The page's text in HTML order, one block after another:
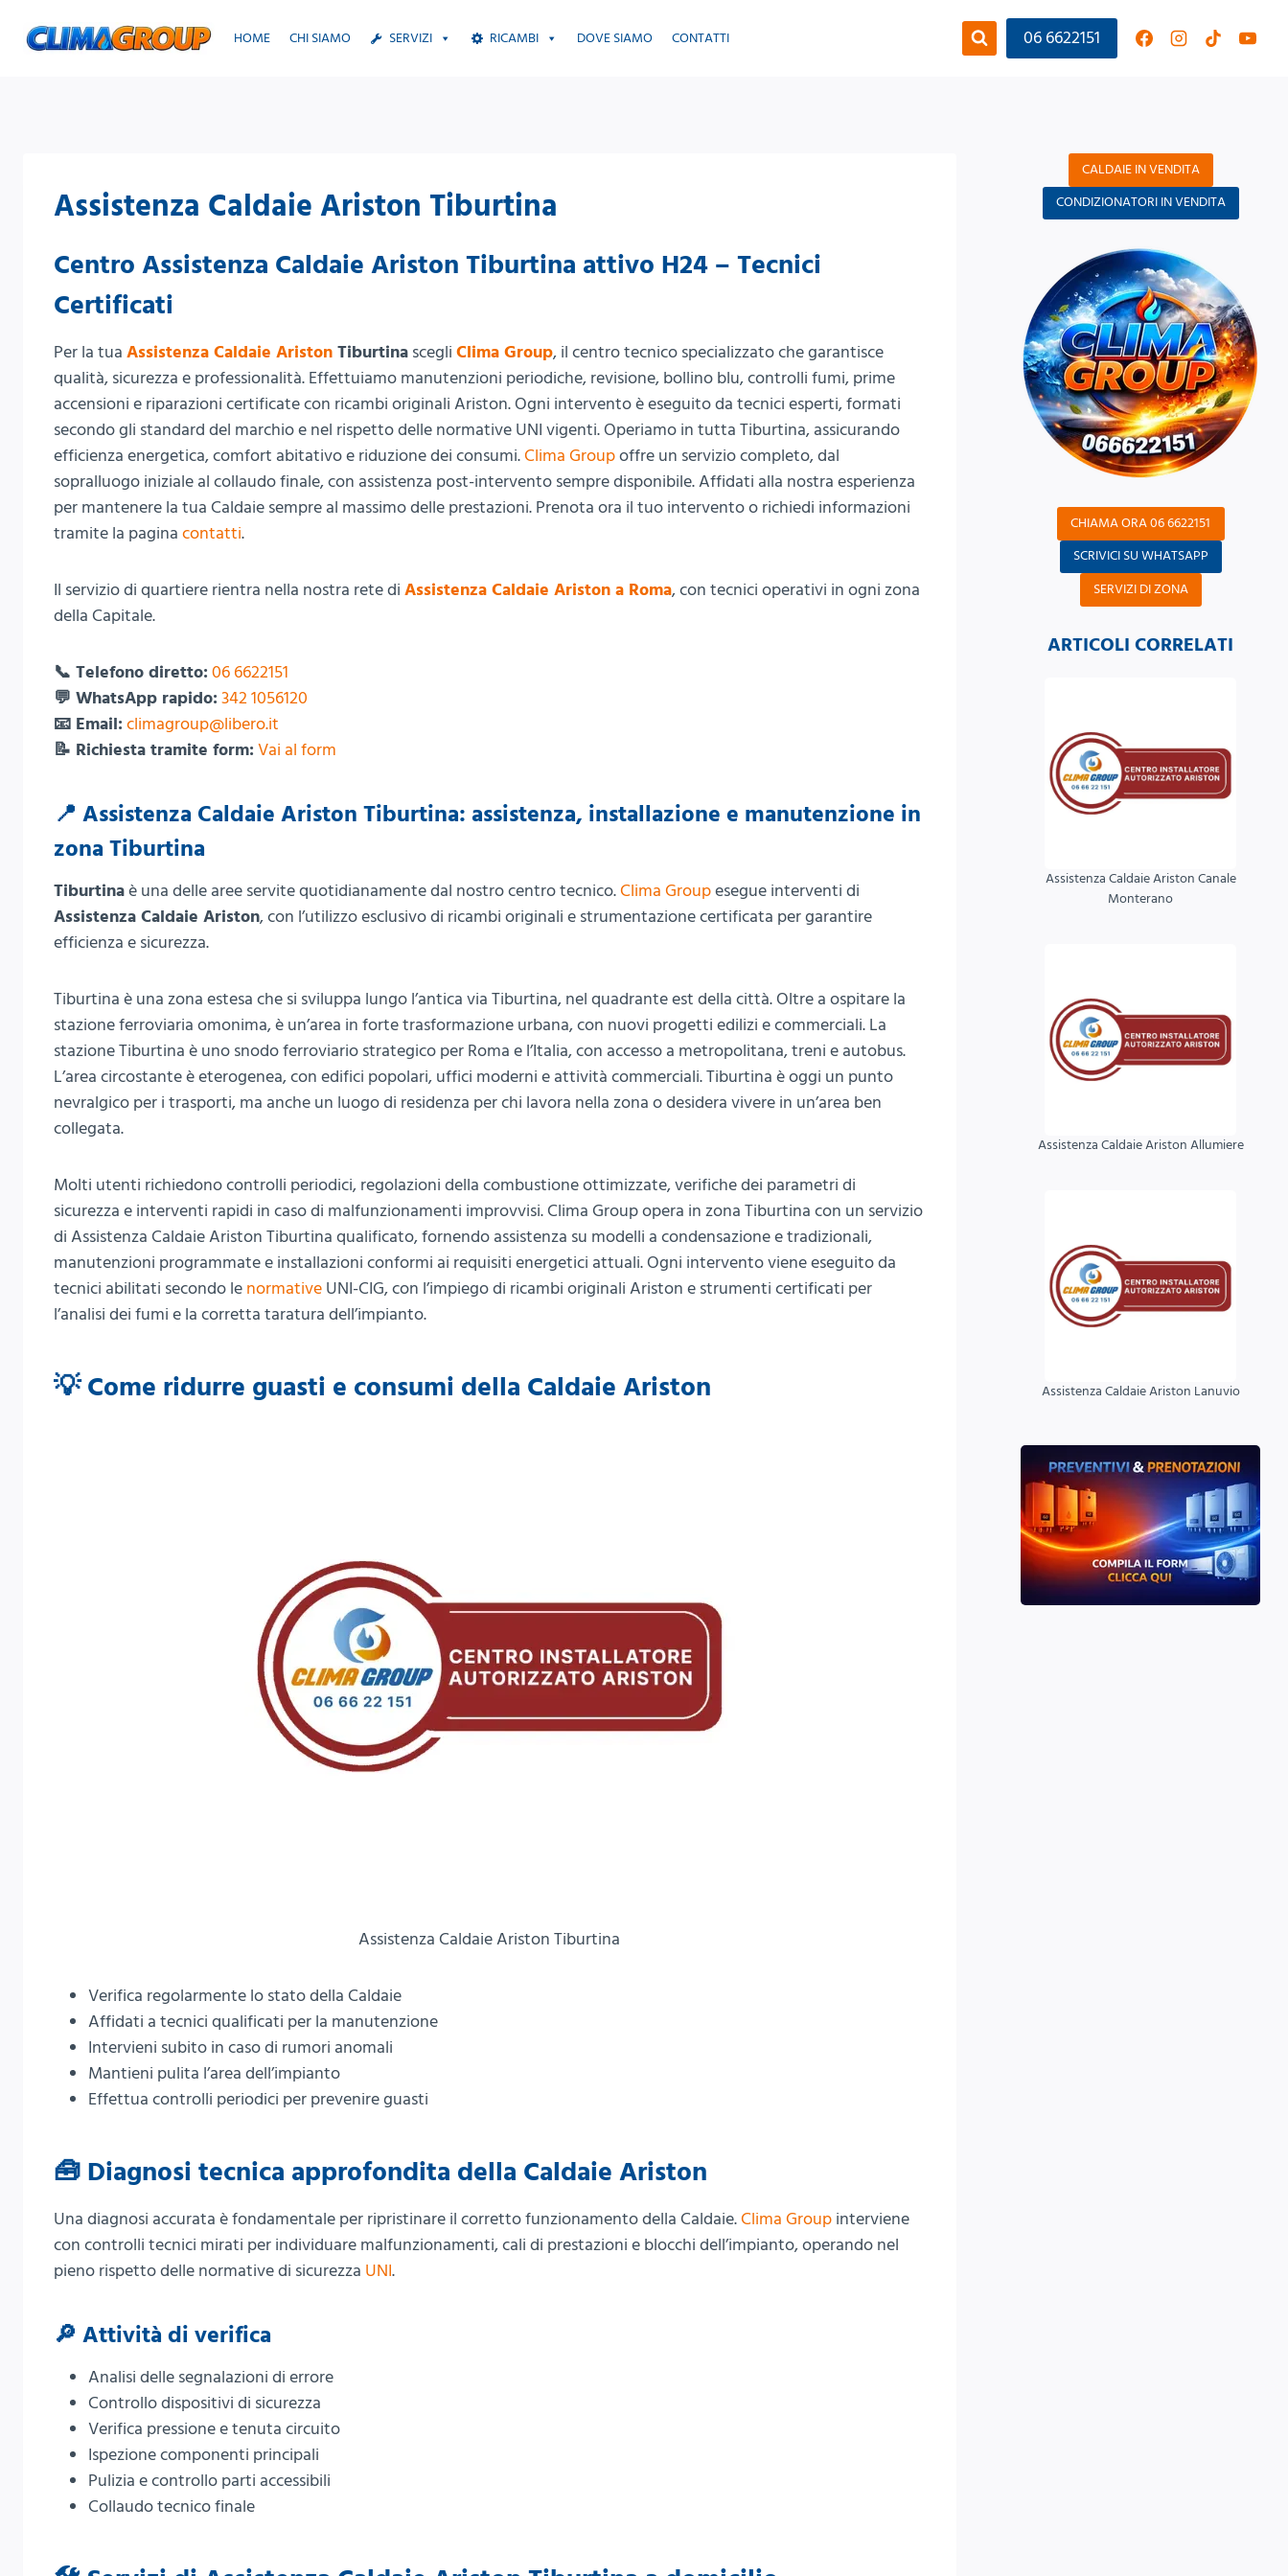
HOME CHI SIAMO SERVIZI RICAMBI DOVE SIAMO CONTATTI 06 6622151
Assistenza Caldaie Ariston Tiburtina
Centro Assistenza Caldaie Ariston Tiburtina attivo H24 – Tecnici
Certificati
Per la tua Assistenza Caldaie Ariston Tiburtina scegli Clima Group, il centro tecnico specializzato che garantisce
qualità, sicurezza e professionalità. Effettuiamo manutenzioni periodiche, revisione, bollino blu, controlli fumi, prime
accensioni e riparazioni certificate con ricambi originali Ariston. Ogni intervento è eseguito da tecnici esperti, formati
secondo gli standard del marchio e nel rispetto delle normative UNI vigenti. Operiamo in tutta Tiburtina, assicurando
efficienza energetica, comfort abitativo e riduzione dei consumi.Clima Groupoffre un servizio completo, dal
sopralluogo iniziale al collaudo finale, con assistenza post-intervento sempre disponibile. Affidati alla nostra esperienza
per mantenere la tua Caldaie sempre al massimo delle prestazioni. Prenota ora il tuo intervento o richiedi informazioni
tramite la pagina contatti.
Il servizio di quartiere rientra nella nostra rete di Assistenza Caldaie Ariston a Roma, con tecnici operativi in ogni zona
della Capitale.
📞 Telefono diretto: 06 6622151
💬 WhatsApp rapido: 342 1056120
📧 Email: climagroup@libero.it
📝 Richiesta tramite form: Vai al form
📍 Assistenza Caldaie Ariston Tiburtina: assistenza, installazione e manutenzione in
zona Tiburtina
Tiburtinaè una delle aree servite quotidianamente dal nostro centro tecnico.Clima Groupesegue interventi di
Assistenza Caldaie Ariston, con l’utilizzo esclusivo di ricambi originali e strumentazione certificata per garantire
efficienza e sicurezza.
Tiburtina è una zona estesa che si sviluppa lungo l’antica via Tiburtina, nel quadrante est della città. Oltre a ospitare la
stazione ferroviaria omonima, è un’area in forte trasformazione urbana, con nuovi progetti edilizi e commerciali. La
stazione Tiburtina è uno snodo ferroviario strategico per Roma e l’Italia, con accesso a metropolitana, treni e autobus.
L’area circostante è eterogenea, con edifici popolari, uffici moderni e attività commerciali. Tiburtina è oggi un punto
nevralgico per i trasporti, ma anche un luogo di residenza per chi lavora nella zona o desidera vivere in un’area ben
collegata.
Molti utenti richiedono controlli periodici, regolazioni della combustione ottimizzate, verifiche dei parametri di
sicurezza e interventi rapidi in caso di malfunzionamenti improvvisi. Clima Group opera in zona Tiburtina con un servizio
di Assistenza Caldaie Ariston Tiburtina qualificato, fornendo assistenza su modelli a condensazione e tradizionali,
manutenzioni programmate e installazioni conformi ai requisiti energetici attuali. Ogni intervento viene eseguito da
tecnici abilitati secondo le normative UNI-CIG, con l’impiego di ricambi originali Ariston e strumenti certificati per
l’analisi dei fumi e la corretta taratura dell’impianto.
💡 Come ridurre guasti e consumi della Caldaie Ariston
Assistenza Caldaie Ariston Tiburtina
Verifica regolarmente lo stato della Caldaie
Affidati a tecnici qualificati per la manutenzione
Intervieni subito in caso di rumori anomali
Mantieni pulita l’area dell’impianto
Effettua controlli periodici per prevenire guasti
🧰 Diagnosi tecnica approfondita della Caldaie Ariston
Una diagnosi accurata è fondamentale per ripristinare il corretto funzionamento della Caldaie.Clima Group interviene
con controlli tecnici mirati per individuare malfunzionamenti, cali di prestazioni e blocchi dell’impianto, operando nel
pieno rispetto delle normative di sicurezza UNI.
🔎 Attività di verifica
Analisi delle segnalazioni di errore
Controllo dispositivi di sicurezza
Verifica pressione e tenuta circuito
Ispezione componenti principali
Pulizia e controllo parti accessibili
Collaudo tecnico finale
CALDAIE IN VENDITA
CONDIZIONATORI IN VENDITA
CHIAMA ORA 06 6622151
SCRIVICI SU WHATSAPP
SERVIZI DI ZONA
ARTICOLI CORRELATI
Assistenza Caldaie Ariston Canale
Monterano
Assistenza Caldaie Ariston Allumiere
Assistenza Caldaie Ariston Lanuvio